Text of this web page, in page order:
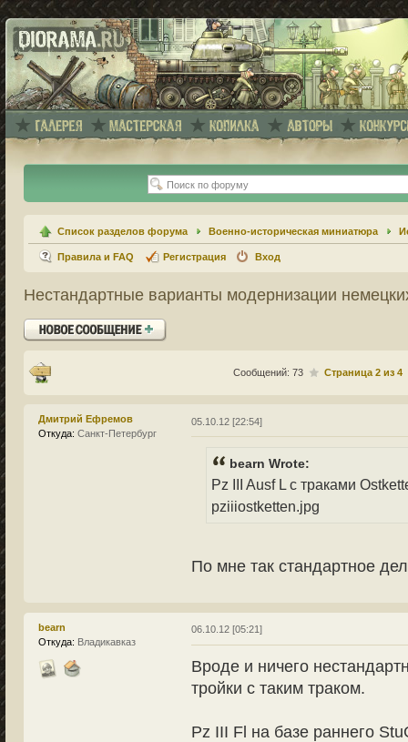
Список разделов форума Военно-историческая миниатюра
Правила и FAQ Регистрация Вход
Нестандартные варианты модернизации
Ответить
Сообщений: 73 Страница 2из 4
Дмитрий Ефремов
Откуда: Санкт-Петербург
05.10.12 [22:54]
bearn Wrote:
Pz III Ausf L с траками
pziiiostketten.jpg
По мне так стандартное
bearn
Откуда: Владикавказ
06.10.12 [05:21]
Вроде и ничего
тройки с таким траком.
Pz III Fl на базе раннего